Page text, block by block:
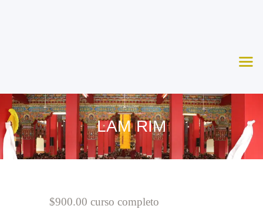
LAM RIM
Agenda
Apoya
Contacto
$900.00 curso completo